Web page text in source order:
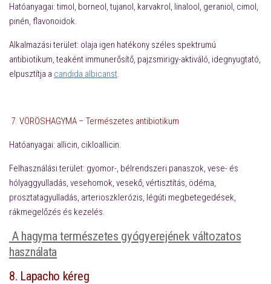
Hatóanyagai:timol, borneol, tujanol, karvakrol, linalool, geraniol, cimol,
pinén, flavonoidok.
Alkalmazási terület: olaja igen hatékony széles spektrumú
antibiotikum, teaként immunerősítő, pajzsmirigy-aktiváló, idegnyugtató,
elpusztítja a candida albicanst.
7. VÖRÖSHAGYMA – Természetes antibiotikum
Hatóanyagai: allicin, cikloallicin.
Felhasználási terület: gyomor-, bélrendszeri panaszok, vese- és
hólyaggyulladás, vesehomok, vesekő, vértisztítás, ödéma,
prosztatagyulladás, arterioszklerózis, légúti megbetegedések,
rákmegelőzés és kezelés.
A hagyma természetes gyógyerejének változatos
használata
8. Lapacho kéreg